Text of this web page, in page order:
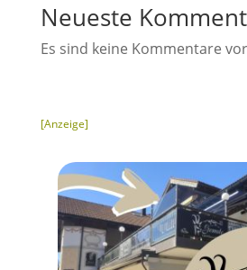
Neueste
Es sind keine Kommentare
[Anzeige]